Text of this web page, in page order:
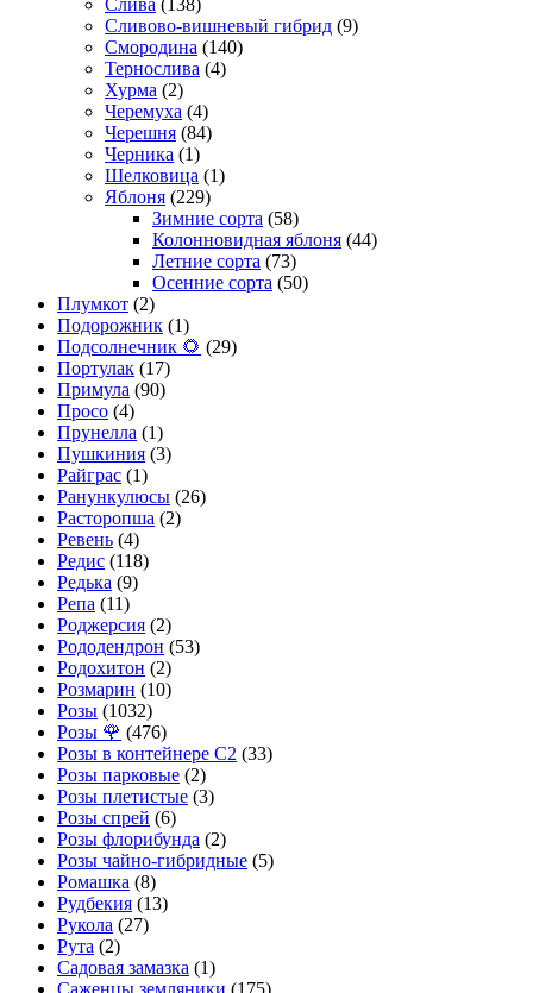
Слива (138)
Сливово-вишневый гибрид (9)
Смородина (140)
Тернослива (4)
Хурма (2)
Черемуха (4)
Черешня (84)
Черника (1)
Шелковица (1)
Яблоня (229)
Зимние сорта (58)
Колонновидная яблоня (44)
Летние сорта (73)
Осенние сорта (50)
Плумкот (2)
Подорожник (1)
Подсолнечник 🌻 (29)
Портулак (17)
Примула (90)
Просо (4)
Прунелла (1)
Пушкиния (3)
Райграс (1)
Ранункулюсы (26)
Расторопша (2)
Ревень (4)
Редис (118)
Редька (9)
Репа (11)
Роджерсия (2)
Рододендрон (53)
Родохитон (2)
Розмарин (10)
Розы (1032)
Розы 🌹 (476)
Розы в контейнере С2 (33)
Розы парковые (2)
Розы плетистые (3)
Розы спрей (6)
Розы флорибунда (2)
Розы чайно-гибридные (5)
Ромашка (8)
Рудбекия (13)
Рукола (27)
Рута (2)
Садовая замазка (1)